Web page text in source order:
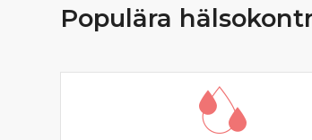
Populära